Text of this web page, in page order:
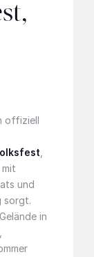
offiziell
und
sorgt.
in